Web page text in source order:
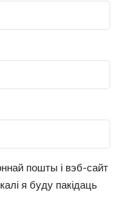
пошты і вэб-сайт
я буду пакідаць